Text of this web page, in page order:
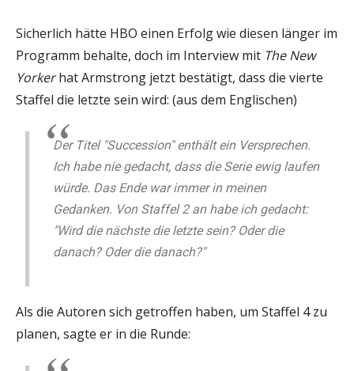
Sicherlich hätte HBO einen Erfolg wie diesen länger im
Programm behalte, doch im Interview mit The New
Yorkerhat Armstrong jetzt bestätigt, dass die vierte
Staffel die letzte sein wird: (aus dem Englischen)
Der Titel "Succession" enthält ein Versprechen.
Ich habe nie gedacht, dass die Serie ewig laufen
würde. Das Ende war immer in meinen
Gedanken. Von Staffel 2 an habe ich gedacht:
"Wird die nächste die letzte sein? Oder die
danach? Oder die danach?"
Als die Autoren sich getroffen haben, um Staffel 4 zu
planen, sagte er in die Runde: